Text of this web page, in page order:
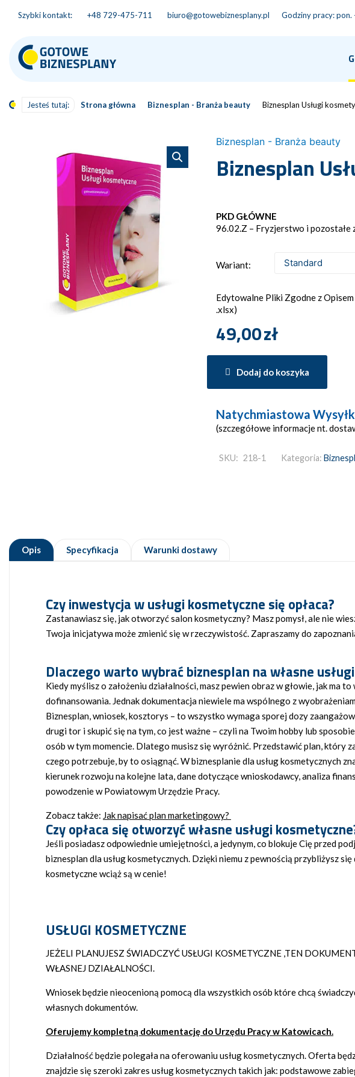
Szybki kontakt: +48 729-475-711 biuro@gotowebiznesplany.pl Godziny pracy:
Jesteś tutaj: Strona główna Biznesplan - Branża beauty Biznesplan Usługi
Biznesplan - Branża beauty
Biznesplan
PKD GŁÓWNE
96.02.Z – Fryzjerstwo i pozostałe
Wariant:
Edytowalne Pliki Zgodne z
.xlsx)
49,00zł
Dodaj do koszyka
Natychmiastowa
(szczegółowe informacje nt.
SKU: 218-1 Kategoria:
Opis Specyfikacja Warunki dostawy
Czy inwestycjaw usługi kosmetyczne się opłaca?
Zastanawiasz się, jak otworzyć salon kosmetyczny? Masz pomysł, ale nie
Twoja inicjatywa może zmienić się w rzeczywistość. Zapraszamy do
Dlaczego warto wybraćbiznesplan na własne
Kiedy myślisz o założeniu działalności, masz pewien obraz w głowie, jak ma
dofinansowania. Jednak dokumentacja niewiele ma wspólnego z
Biznesplan, wniosek, kosztorys – to wszystko wymaga sporej dozy
drugi tor i skupić się na tym, co jest ważne – czyli na Twoim hobby lub
osób w tym momencie. Dlatego musisz się wyróżnić. Przedstawić plan, który
czego potrzebuje, by to osiągnąć. W biznesplanie dla usług kosmetycznych
kierunek rozwoju na kolejne lata, dane dotyczące wnioskodawcy, analiza
powodzenie w Powiatowym Urzędzie Pracy.
Zobacz także: Jak napisać plan marketingowy?
Czy opłaca się otworzyć własne usługi
Jeśli posiadasz odpowiednie umiejętności, a jedynym, co blokuje Cię przed
biznesplan dla usług kosmetycznych. Dzięki niemu z pewnością przybliżysz
kosmetyczne wciąż są w cenie!
USŁUGI KOSMETYCZNE
JEŻELI PLANUJESZ ŚWIADCZYĆ USŁUGI KOSMETYCZNE ,TEN
WŁASNEJ DZIAŁALNOŚCI.
Wniosek będzie nieocenioną pomocą dla wszystkich osób które chcą
własnych dokumentów.
Oferujemy kompletną dokumentację do Urzędu Pracy w Katowicach.
Działalność będzie polegała na oferowaniu usług kosmetycznych. Oferta
znajdzie się szeroki zakres usług kosmetycznych takich jak: podstawowe